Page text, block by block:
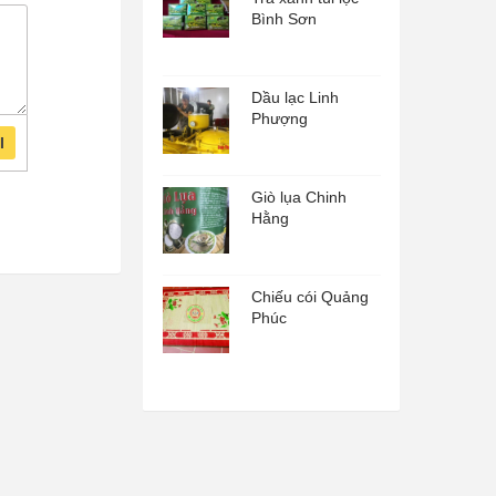
Bình Sơn
Dầu lạc Linh
Phượng
Giò lụa Chinh
Hằng
Chiếu cói Quảng
Phúc